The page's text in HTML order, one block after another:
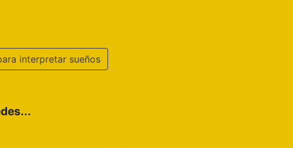
interpretar sueños